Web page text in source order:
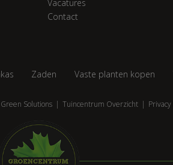
Vacatures
Contact
Zaden Vaste planten kopen
Green Solutions Tuincentrum Overzicht Privacy